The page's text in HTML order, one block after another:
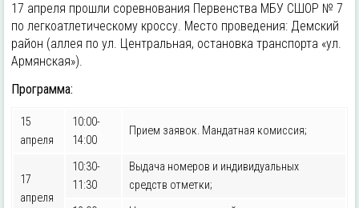
17 апреля прошли соревнования Первенства МБУ СШОР № 7
по легкоатлетическому кроссу. Место проведения: Демский
район (аллея по ул. Центральная, остановка транспорта «ул.
Армянская»).
Программа:
15
апреля
10:00-
14:00
Прием заявок. Мандатная комиссия;
17
апреля
10:30-
11:30
Выдача номеров и индивидуальных
средств отметки;